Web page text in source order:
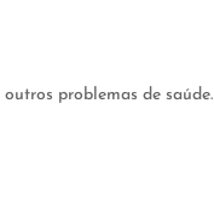
problemas de saúde.